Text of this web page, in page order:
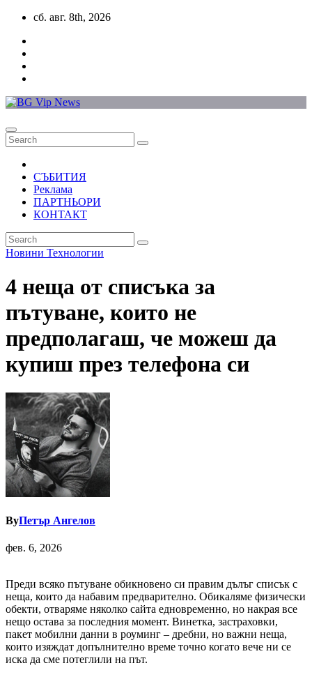
Skip
content
сб. авг. 8th, 2026
СЪБИТИЯ
Реклама
ПАРТНЬОРИ
КОНТАКТ
Новини Технологии
4 неща от списъка за
пътуване, които не
предполагаш, че можеш да
купиш през телефона си
ByПетър Ангелов
фев. 6, 2026
Преди всяко пътуване обикновено си правим дълъг списък с
неща, които да набавим предварително. Обикаляме физически
обекти, отваряме няколко сайта едновременно, но накрая все
нещо остава за последния момент. Винетка, застраховки,
пакет мобилни данни в роуминг – дребни, но важни неща,
които изяждат допълнително време точно когато вече ни се
иска да сме потеглили на път.